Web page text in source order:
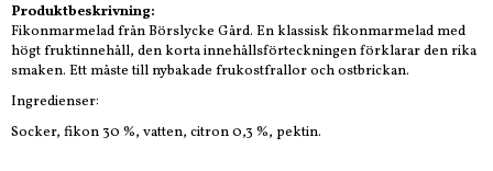
Produktbeskrivning:
Fikonmarmelad från Börslycke Gård. En klassisk fikonmarmelad med
högt fruktinnehåll, den korta innehållsförteckningen förklarar den rika
smaken. Ett måste till nybakade frukostfrallor och ostbrickan.
Ingredienser:
Socker, fikon 30 %, vatten, citron 0,3 %, pektin.